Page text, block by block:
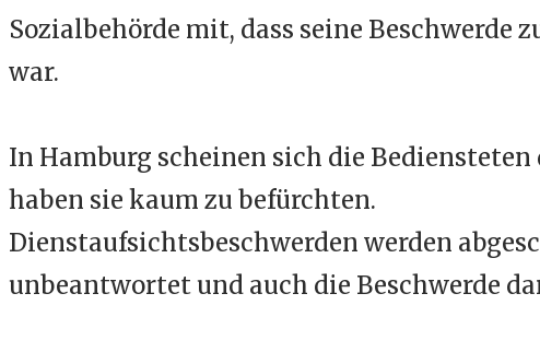
Sozialbehörde mit, dass seine
war.
In Hamburg scheinen sich die
haben sie kaum zu befürchten.
Dienstaufsichtsbeschwerden werden
unbeantwortet und auch die Beschwerde